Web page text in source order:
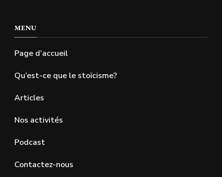
MENU
Page d’accueil
Qu’est-ce que le stoïcisme?
Articles
Nos activités
Podcast
Contactez-nous